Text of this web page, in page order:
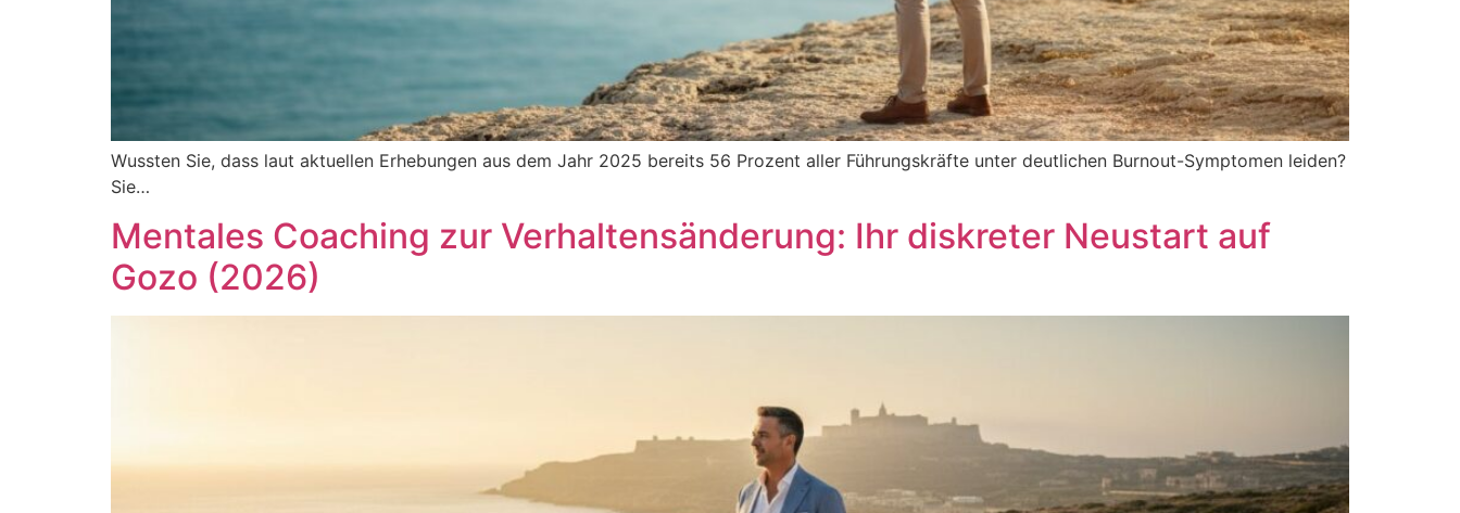
Wussten Sie, dass laut aktuellen Erhebungen aus dem Jahr 2025 bereits 56 Prozent aller Führungskräfte unter deutlichen Burnout-Symptomen leiden?
Sie…
Mentales Coaching zur Verhaltensänderung: Ihr diskreter Neustart auf
Gozo (2026)